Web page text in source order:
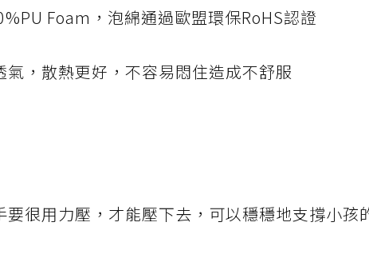
Foam，泡綿通過歐盟環保RoHS認證
，散熱更好，不容易悶住造成不舒服
很用力壓，才能壓下去，可以穩穩地支撐小孩